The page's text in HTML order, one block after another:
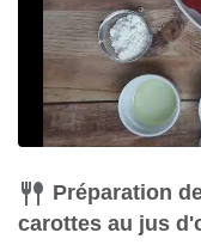
Préparation
carottes au jus